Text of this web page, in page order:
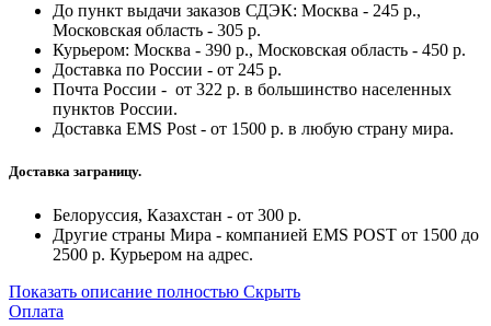
До пункт выдачи заказов СДЭК: Москва - 245 р.,
Московская область - 305 р.
Курьером: Москва - 390 р., Московская область - 450 р.
Доставка по России - от 245 р.
Почта России - от 322 р. в большинство населенных
пунктов России.
Доставка EMS Post - от 1500 р. в любую страну мира.
Доставка заграницу.
Белоруссия, Казахстан - от 300 р.
Другие страны Мира - компанией EMS POST от 1500 до
2500 р. Курьером на адрес.
Показать описание полностью Скрыть
Оплата